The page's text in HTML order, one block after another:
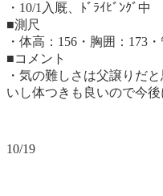
・10/1入厩、ﾄﾞﾗｲﾋﾞﾝｸﾞ中
■測尺
・体高：156・胸囲：173
■コメント
・気の難しさは父譲りだ
いし体つきも良いので今後
10/19